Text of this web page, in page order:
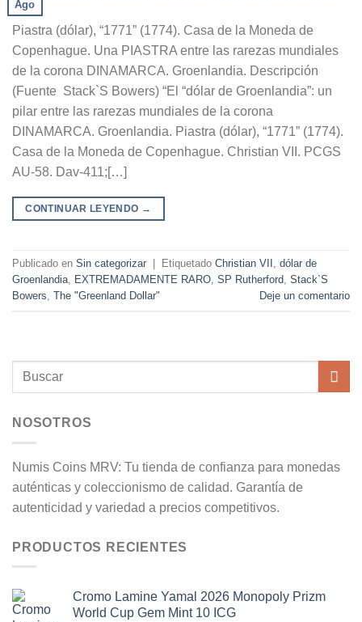
Ago
Piastra (dólar), “1771” (1774). Casa de la Moneda de
Copenhague. Una PIASTRA entre las rarezas mundiales
de la corona DINAMARCA. Groenlandia. Descripción
(Fuente Stack`S Bowers) “El “dólar de Groenlandia”: un
pilar entre las rarezas mundiales de la corona
DINAMARCA. Groenlandia. Piastra (dólar), “1771” (1774).
Casa de la Moneda de Copenhague. Christian VII. PCGS
AU-58. Dav-411;[…]
CONTINUAR LEYENDO →
Publicado en Sin categorizar Etiquetado Christian VII , dólar de
Groenlandia, EXTREMADAMENTE RARO, SP Rutherford, Stack`S
Bowers, The "Greenland Dollar" Deje un comentario
NOSOTROS
Numis Coins MRV: Tu tienda de confianza para monedas
auténticas y coleccionismo de calidad. Garantía de
autenticidad y variedad a precios competitivos.
PRODUCTOS RECIENTES
Cromo Lamine Yamal 2026 Monopoly Prizm
World Cup Gem Mint 10 ICG